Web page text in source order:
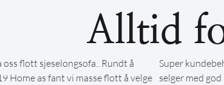
Alltid
oss flott sjeselongsofa.. Rundt å
Home as fant vi masse flott å velge
Super
selger med